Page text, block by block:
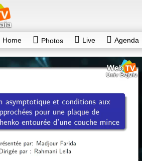
Home Photos Live Agenda